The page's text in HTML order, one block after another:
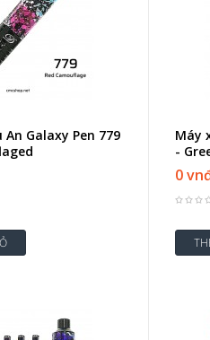
Galaxy Pen 779
Máy
-
0